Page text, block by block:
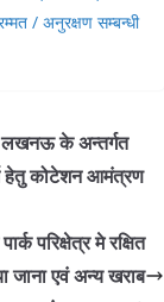
/ अनुरक्षण सम्बन्धी
लखनऊ के अन्तर्गत
हेतु कोटेशन आमंत्रण
परिक्षेत्र मे रक्षित
जाना एवं अन्य खराब